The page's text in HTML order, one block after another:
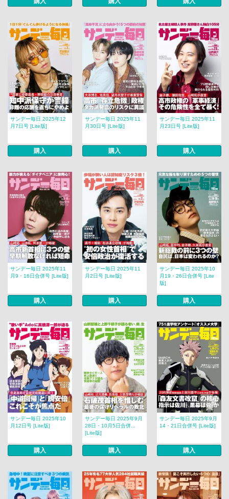
サンデー毎日 2025年12
月7日号 [Lite版]
購入
サンデー毎日 2025年11
月30日号 [Lite版]
購入
サンデー毎日 2025年11
月23日号 [Lite版]
購入
サンデー毎日 2025年11
月9・16日合併号 [Lite版]
購入
サンデー毎日 2025年11
月2日号 [Lite版]
購入
サンデー毎日 2025年10
月19・26日合併号 [Lite
版]
購入
サンデー毎日 2025年10
月12日号 [Lite版]
購入
サンデー毎日 2025年9月
28日・10月5日合併...
[Lite版]
購入
サンデー毎日 2025年9月
14・21日合併号 [Lite版]
購入